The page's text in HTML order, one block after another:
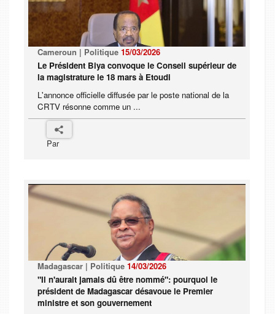
Cameroun | Politique 15/03/2026
Le Président Biya convoque le Conseil supérieur de
la magistrature le 18 mars à Etoudi
L'annonce officielle diffusée par le poste national de la
CRTV résonne comme un ...
Par
Madagascar | Politique 14/03/2026
"Il n'aurait jamais dû être nommé": pourquoi le
président de Madagascar désavoue le Premier
ministre et son gouvernement